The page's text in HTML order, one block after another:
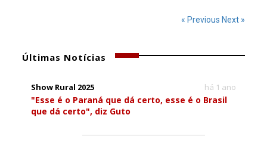
« Previous Next »
Últimas Notícias
Show Rural 2025 há 1 ano
"Esse é o Paraná que dá certo, esse é o Brasil
que dá certo", diz Guto